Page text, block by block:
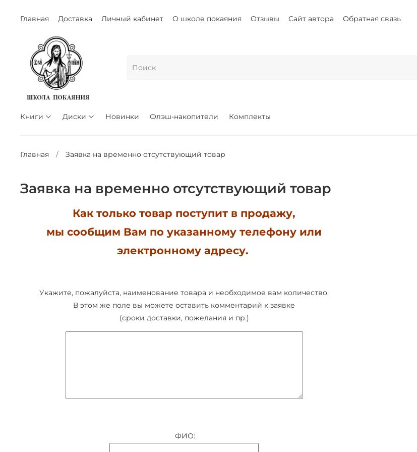
Главная Доставка Личный кабинет О школе покаяния Отзывы Сайт автора Обратная связь
Книги Диски Новинки Флэш-накопители Комплекты
Главная Заявка на временно отсутствующий товар
Заявка на временно отсутствующий товар
Как только товар поступит в продажу,
мы сообщим Вам по указанному телефону или
электронному адресу.
Укажите, пожалуйста, наименование товара и необходимое вам количество.
В этом же поле вы можете оставить комментарий к заявке
(сроки доставки, пожелания и пр.)
ФИО: